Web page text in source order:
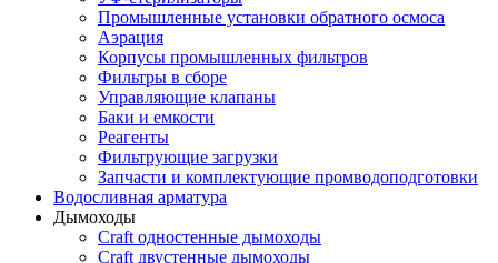
Промышленные установки обратного осмоса
Аэрация
Корпусы промышленных фильтров
Фильтры в сборе
Управляющие клапаны
Баки и емкости
Реагенты
Фильтрующие загрузки
Запчасти и комплектующие промводоподготовки
Водосливная арматура
Дымоходы
Craft одностенные дымоходы
Craft двустенные дымоходы